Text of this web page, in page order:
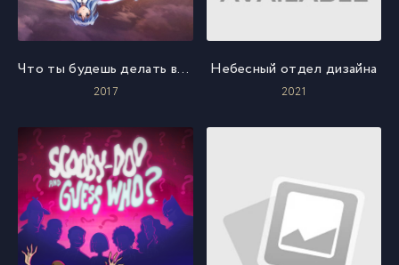
Что ты будешь делать во время апокалипсиса?
2017
Небесный отдел дизайна
2021